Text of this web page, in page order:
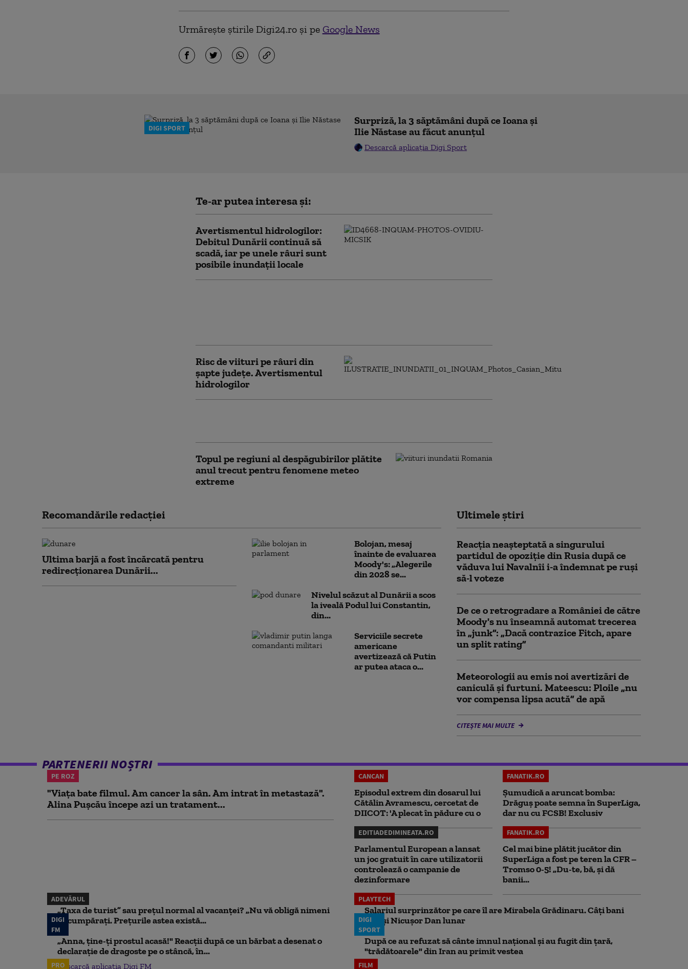
Urmărește știrile Digi24.ro și pe Google News
DIGI SPORT
Surpriză, la 3 săptămâni după ce Ioana și
Ilie Năstase au făcut anunțul
Descarcă aplicația Digi Sport
Te-ar putea interesa și:
Avertismentul hidrologilor:
Debitul Dunării continuă să
scadă, iar pe unele râuri sunt
posibile inundații locale
Risc de viituri pe râuri din
șapte județe. Avertismentul
hidrologilor
Topul pe regiuni al despăgubirilor plătite
anul trecut pentru fenomene meteo
extreme
Recomandările redacţiei
Ultima barjă a fost încărcată pentru
redirecționarea Dunării...
Bolojan, mesaj
înainte de evaluarea
Moody's: „Alegerile
din 2028 se...
Nivelul scăzut al Dunării a scos
la iveală Podul lui Constantin,
din...
Serviciile secrete
americane
avertizează că Putin
ar putea ataca o...
Ultimele știri
Reacția neașteptată a singurului
partidul de opoziţie din Rusia după ce
văduva lui Navalnîi i-a îndemnat pe ruși
să-l voteze
De ce o retrogradare a României de către
Moody's nu înseamnă automat trecerea
în „junk”: „Dacă contrazice Fitch, apare
un split rating”
Meteorologii au emis noi avertizări de
caniculă și furtuni. Mateescu: Ploile „nu
vor compensa lipsa acută” de apă
CITEȘTE MAI MULTE
PARTENERII NOȘTRI
PE ROZ
"Viața bate filmul. Am cancer la sân. Am intrat în metastază".
Alina Pușcău începe azi un tratament...
CANCAN
Episodul extrem din dosarul lui
Cătălin Avramescu, cercetat de
DIICOT: 'A plecat în pădure cu o
FANATIK.RO
Șumudică a aruncat bomba:
Drăguș poate semna în SuperLiga,
dar nu cu FCSB! Exclusiv
EDITIADEDIMINEATA.RO
Parlamentul European a lansat
un joc gratuit în care utilizatorii
controlează o campanie de
dezinformare
FANATIK.RO
Cel mai bine plătit jucător din
SuperLiga a fost pe teren la CFR –
Tromso 0-5! „Du-te, bă, și dă
banii...
ADEVĂRUL
„Taxa de turist” sau prețul normal al vacanței? „Nu vă obligă nimeni
să cumpărați. Prețurile astea există...
PLAYTECH
Salariul surprinzător pe care îl are Mirabela Grădinaru. Câţi bani
face şi Nicuşor Dan lunar
DIGI
FM
„Anna, ţine-ţi prostul acasă!" Reacţii după ce un bărbat a desenat o
declaraţie de dragoste pe o stâncă, în...
Descarcă aplicația Digi FM
DIGI
SPORT
După ce au refuzat să cânte imnul naţional şi au fugit din ţară,
"trădătoarele" din Iran au primit vestea
PRO FILM